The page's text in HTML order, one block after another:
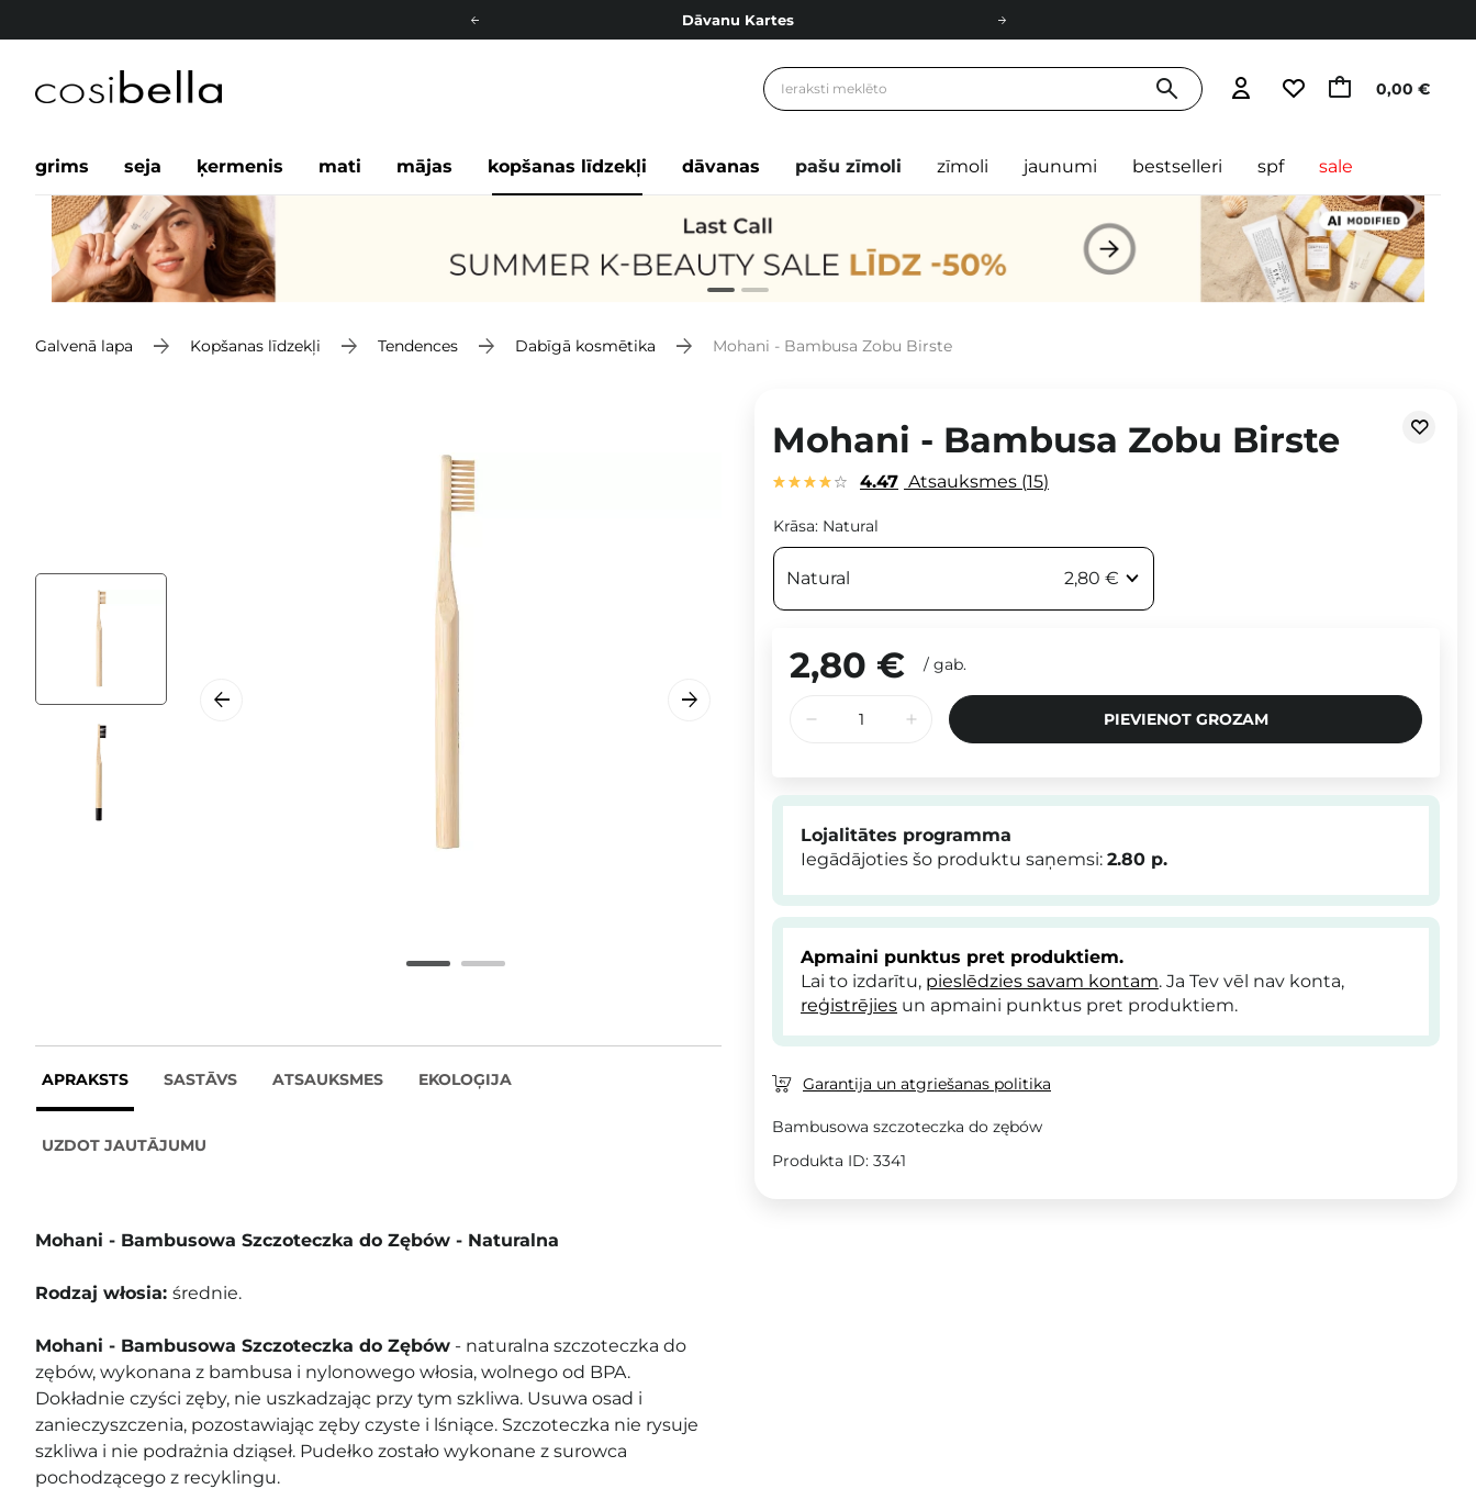
Dāvanu Kartes
Bezmaskas piegāde no 49,00 € 0,00 €
grims seja ķermenis mati mājas kopšanas līdzekļi dāvanas pašu zīmoli zīmoli jaunumi bestselleri spf sale
Galvenā lapa Kopšanas līdzekļi Tendences Dabīgā kosmētika Mohani - Bambusa Zobu Birste
APRAKSTS SASTĀVS ATSAUKSMES EKOLOĢIJA
UZDOT JAUTĀJUMU
Mohani - Bambusowa Szczoteczka do Zębów - Naturalna
Rodzaj włosia: średnie.
Mohani - Bambusowa Szczoteczka do Zębów - naturalna szczoteczka do
zębów, wykonana z bambusa i nylonowego włosia, wolnego od BPA.
Dokładnie czyści zęby, nie uszkadzając przy tym szkliwa. Usuwa osad i
zanieczyszczenia, pozostawiając zęby czyste i lśniące. Szczoteczka nie rysuje
szkliwa i nie podrażnia dziąseł. Pudełko zostało wykonane z surowca
pochodzącego z recyklingu.
Mohani - Bambusa Zobu Birste
4.47 Atsauksmes 15
Krāsa: Natural
Natural 2,80 €
2,80 € / gab.
PIEVIENOT GROZAM
Lojalitātes programma
Iegādājoties šo produktu saņemsi: 2.80 p.
Apmaini punktus pret produktiem.
Lai to izdarītu, pieslēdzies savam kontam. Ja Tev vēl nav konta,
reģistrējies un apmaini punktus pret produktiem.
Garantija un atgriešanas politika
Bambusowa szczoteczka do zębów
Produkta ID: 3341